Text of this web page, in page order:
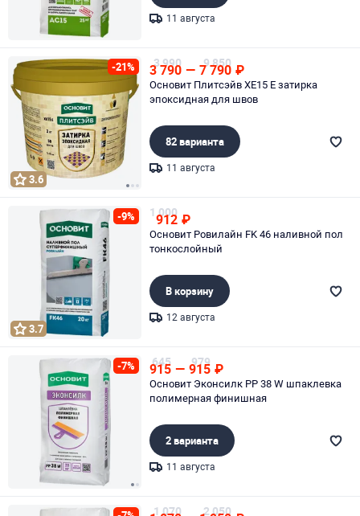
11 августа
-21%
3.6
3 990
3 790 — 9 850
7 790 ₽
Основит Плитсэйв XE15 Е затирка
эпоксидная для швов
82 варианта
11 августа
-9%
3.7
1 000
912 ₽
Основит Ровилайн FK 46 наливной пол
тонкослойный
В корзину
12 августа
-7% 645
915 — 979
915 ₽
Основит Эконсилк PP 38 W шпаклевка
полимерная финишная
2 варианта
11 августа
1 070 2 050